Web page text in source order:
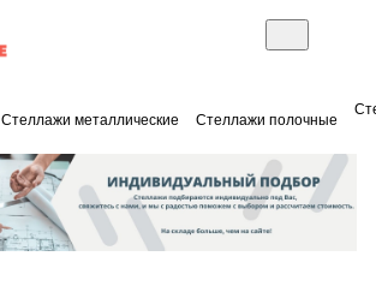
Стеллажи металлические Стеллажи полочные